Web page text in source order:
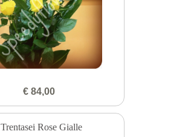
€ 84,00
Trentasei Rose Gialle